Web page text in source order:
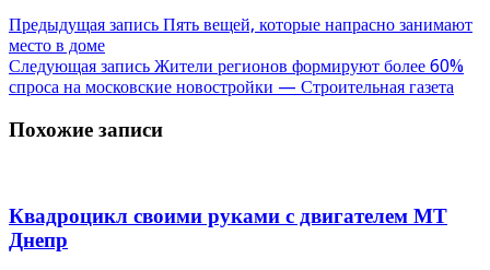
Предыдущая запись Пять вещей, которые напрасно занимают
место в доме
Следующая запись Жители регионов формируют более 60%
спроса на московские новостройки — Строительная газета
Похожие записи
Квадроцикл своими руками с двигателем МТ
Днепр